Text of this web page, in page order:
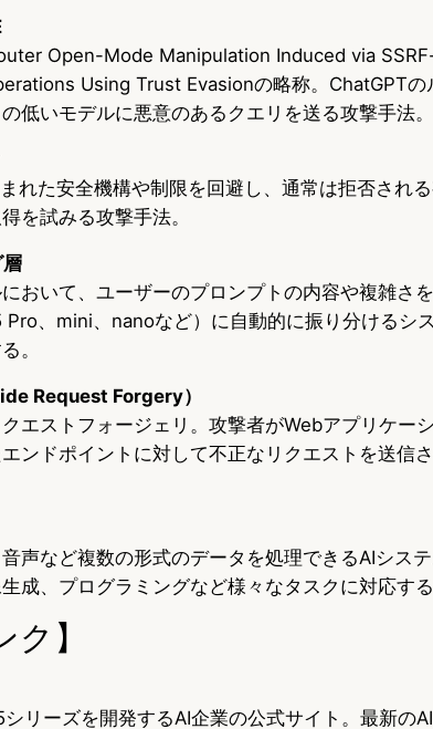
Open-Mode Manipulation Induced via
Using Trust Evasionの略称。ChatGPTの
低いモデルに悪意のあるクエリを送る攻撃手法。
れた安全機構や制限を回避し、通常は拒否され
を試みる攻撃手法。
おいて、ユーザーのプロンプトの内容や複雑さ
Pro、mini、nanoなど）に自動的に振り分けるシ
。
Request Forgery）
エストフォージェリ。攻撃者がWebアプリケー
ンドポイントに対して不正なリクエストを送信
声など複数の形式のデータを処理できるAIシス
成、プログラミングなど様々なタスクに対応する
ク】
リーズを開発するAI企業の公式サイト。最新の